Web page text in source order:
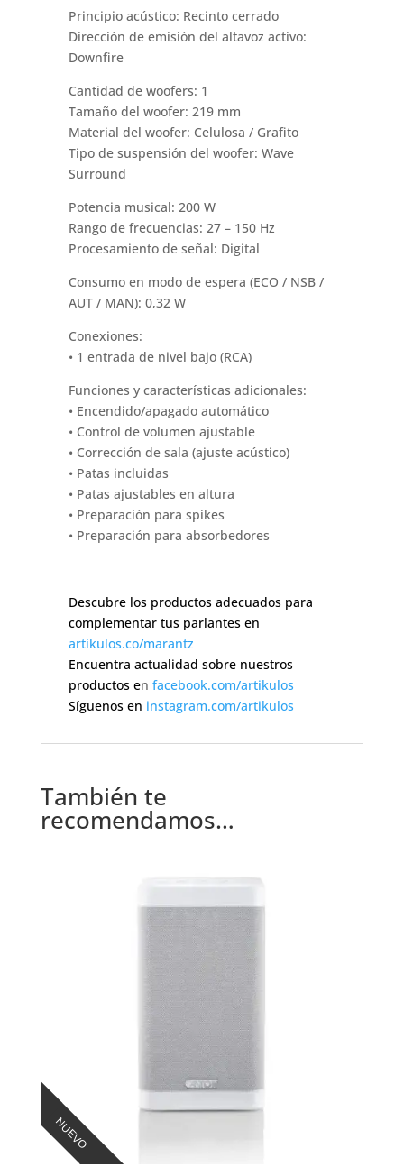
Principio acústico: Recinto cerrado
Dirección de emisión del altavoz activo:
Downfire
Cantidad de woofers: 1
Tamaño del woofer: 219 mm
Material del woofer: Celulosa / Grafito
Tipo de suspensión del woofer: Wave
Surround
Potencia musical: 200 W
Rango de frecuencias: 27 – 150 Hz
Procesamiento de señal: Digital
Consumo en modo de espera (ECO / NSB /
AUT / MAN): 0,32 W
Conexiones:
• 1 entrada de nivel bajo (RCA)
Funciones y características adicionales:
• Encendido/apagado automático
• Control de volumen ajustable
• Corrección de sala (ajuste acústico)
• Patas incluidas
• Patas ajustables en altura
• Preparación para spikes
• Preparación para absorbedores
Descubre los productos adecuados para
complementar tus parlantes en
artikulos.co/marantz
Encuentra actualidad sobre nuestros
productos en facebook.com/artikulos
Síguenos en instagram.com/artikulos
También te
recomendamos…
NUEVO